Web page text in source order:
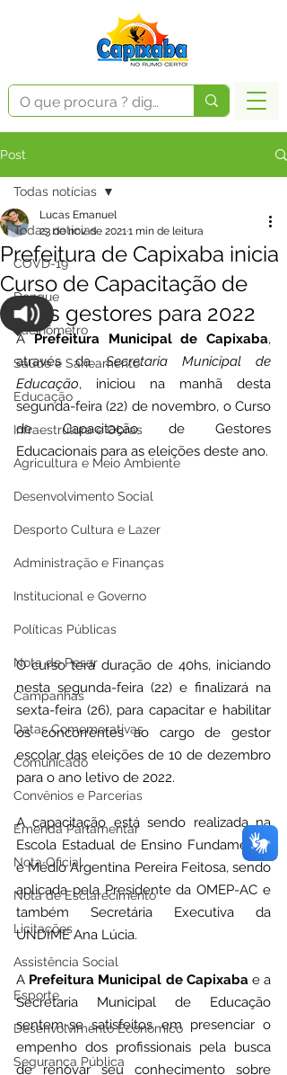
Post
Todas notícias
COVD-19
Dengue
Vacinômetro
Saúde e Saneamento
Educação
Infraestrutura e Obras
Agricultura e Meio Ambiente
Desenvolvimento Social
Desporto Cultura e Lazer
Administração e Finanças
Institucional e Governo
Políticas Públicas
Nota de Pesar
Campanhas
Datas Comemorativas
Comunicado
Convênios e Parcerias
Emenda Parlamentar
Nota Oficial
Nota de Esclarecimento
Licitações
Assistência Social
Esporte
Desenvolvimento Econômico
Segurança Pública
Todas notícias
Prefeitura de Capixaba inicia
Curso de Capacitação de
novos gestores para 2022
Lucas Emanuel
23 de nov. de 20211 min de leitura
A Prefeitura Municipal de Capixaba,
através da Secretaria Municipal de
Educação, iniciou na manhã desta
segunda-feira (22) de novembro, o Curso
de Capacitação de Gestores
Educacionais para as eleições deste ano.
O curso terá duração de 40hs, iniciando
nesta segunda-feira (22) e finalizará na
sexta-feira (26), para capacitar e habilitar
os concorrentes ao cargo de gestor
escolar das eleições de 10 de dezembro
para o ano letivo de 2022.
A capacitação está sendo realizada na
Escola Estadual de Ensino Fundamental
e Médio Argentina Pereira Feitosa, sendo
aplicada pela Presidente da OMEP-AC e
também Secretária Executiva da
UNDIME Ana Lúcia.
A Prefeitura Municipal de Capixaba e a
Secretaria Municipal de Educação
sentem-se satisfeitos em presenciar o
empenho dos profissionais pela busca
de renovar seu conhecimento sobre